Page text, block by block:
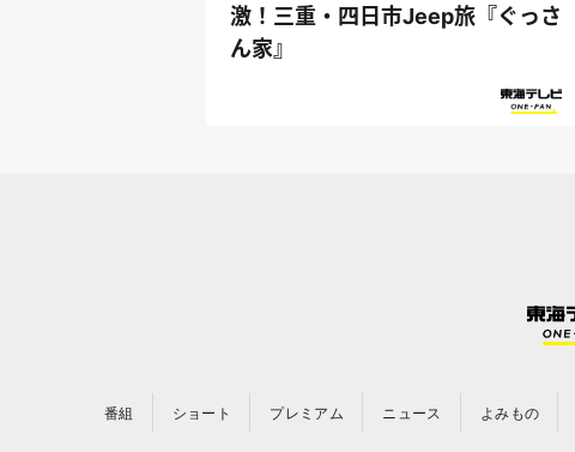
激！三重・四日市Jeep旅『ぐっさ
ん家』
番組 ショート プレミアム ニュース よみもの